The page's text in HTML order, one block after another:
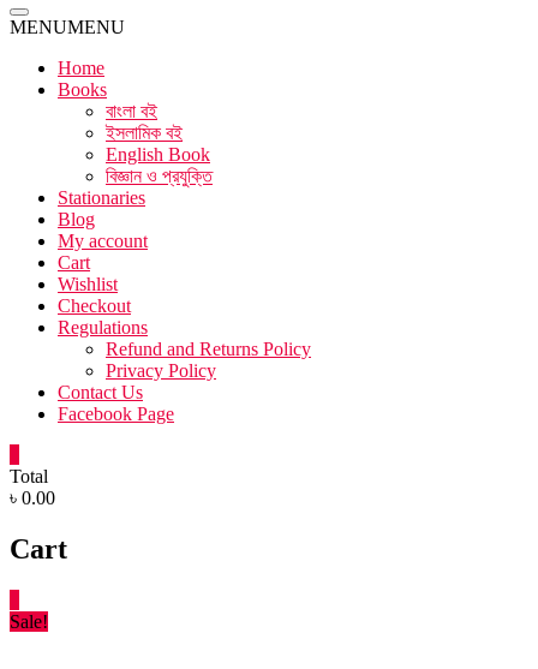
MENUMENU
Home
Books
বাংলা বই
ইসলামিক বই
English Book
বিজ্ঞান ও প্রযুক্তি
Stationaries
Blog
My account
Cart
Wishlist
Checkout
Regulations
Refund and Returns Policy
Privacy Policy
Contact Us
Facebook Page
Total
৳ 0.00
Cart
Sale!